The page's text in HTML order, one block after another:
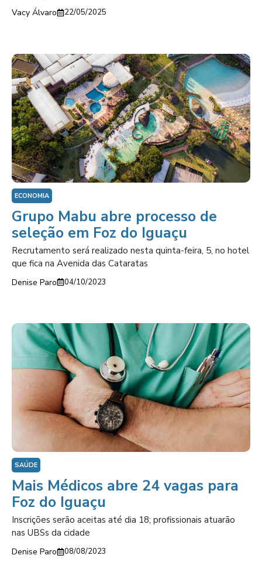
Vacy Álvaro 22/05/2025
ECONOMIA
Grupo Mabu abre processo de
seleção em Foz do Iguaçu
Recrutamento será realizado nesta quinta-feira, 5, no hotel
que fica na Avenida das Cataratas
Denise Paro 04/10/2023
SAÚDE
Mais Médicos abre 24 vagas para
Foz do Iguaçu
Inscrições serão aceitas até dia 18; profissionais atuarão
nas UBSs da cidade
Denise Paro 08/08/2023